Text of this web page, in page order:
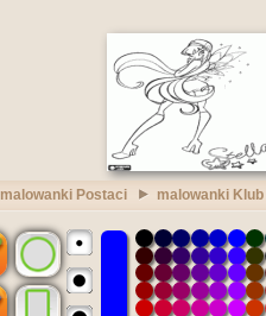
malowanki Postaci malowanki Klub